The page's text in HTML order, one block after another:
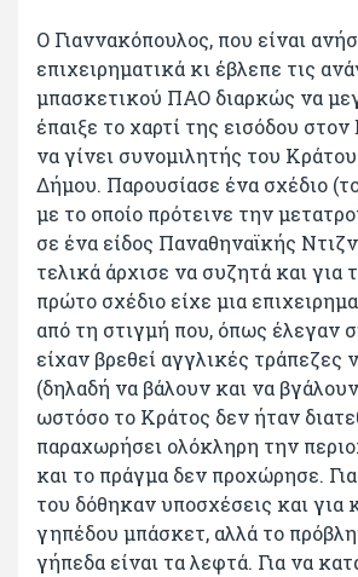
Ο Γιαννακόπουλος, που είναι
επιχειρηματικά κι έβλεπε τις
μπασκετικού ΠΑΟ διαρκώς να
έπαιξε το χαρτί της εισόδου
να γίνει συνομιλητής του
Δήμου. Παρουσίασε ένα σχέδιο
με το οποίο πρότεινε την
σε ένα είδος Παναθηναϊκής
τελικά άρχισε να συζητά και για
πρώτο σχέδιο είχε μια
από τη στιγμή που, όπως έλεγαν
είχαν βρεθεί αγγλικές τράπεζες
(δηλαδή να βάλουν και να
ωστόσο το Κράτος δεν ήταν
παραχωρήσει ολόκληρη την
και το πράγμα δεν προχώρησε.
του δόθηκαν υποσχέσεις και για
γηπέδου μπάσκετ, αλλά το
γήπεδα είναι τα λεφτά. Για να